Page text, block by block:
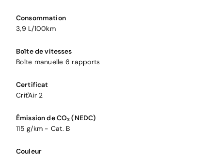
Consommation
3,9 L/100km
Boîte de vitesses
Boîte manuelle 6 rapports
Certificat
Crit'Air 2
Émission de CO₂ (NEDC)
115 g/km - Cat. B
Couleur